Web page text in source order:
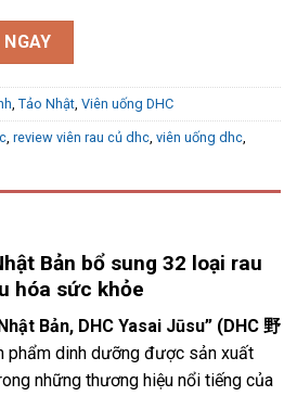
bổ sung 32 loại rau củ quả số lượng
, Tảo Nhật, Viên uống DHC
, review viên rau củ dhc, viên uống dhc,
Bản bổ sung 32 loại rau
hóa sức khỏe
Bản, DHC Yasai Jūsu” (DHC 野
phẩm dinh dưỡng được sản xuất
những thương hiệu nổi tiếng của